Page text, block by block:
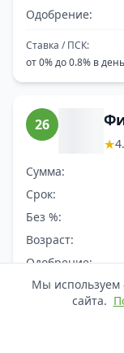
Мы используем
сайта.
Одобрение:
Ставка / ПСК:
от 0% до 0.8% в
26
★
Сумма:
Срок:
Без %:
Возраст:
Одобрение:
Ставка / ПСК:
от 0% до 0.8% в
01:56
Воронеж